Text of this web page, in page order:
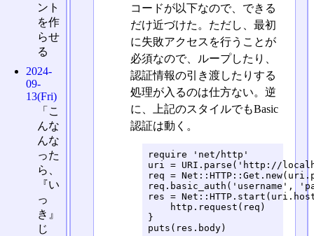
コードが以下なので、できる
だけ近づけた。ただし、最初
に失敗アクセスを行うことが
必須なので、ループしたり、
認証情報の引き渡したりする
処理が入るのは仕方ない。逆
に、上記のスタイルでもBasic
認証は動く。
require 'net/http'
uri = URI.parse('http://
req =
req.basic_auth('username',
res =
    http.request(req)
}
puts(res.body)
ント
を作
らせ
る
2024-
09-
13(Fri)
「こ
んな
んな
った
ら、
『い
っ
き』
じ